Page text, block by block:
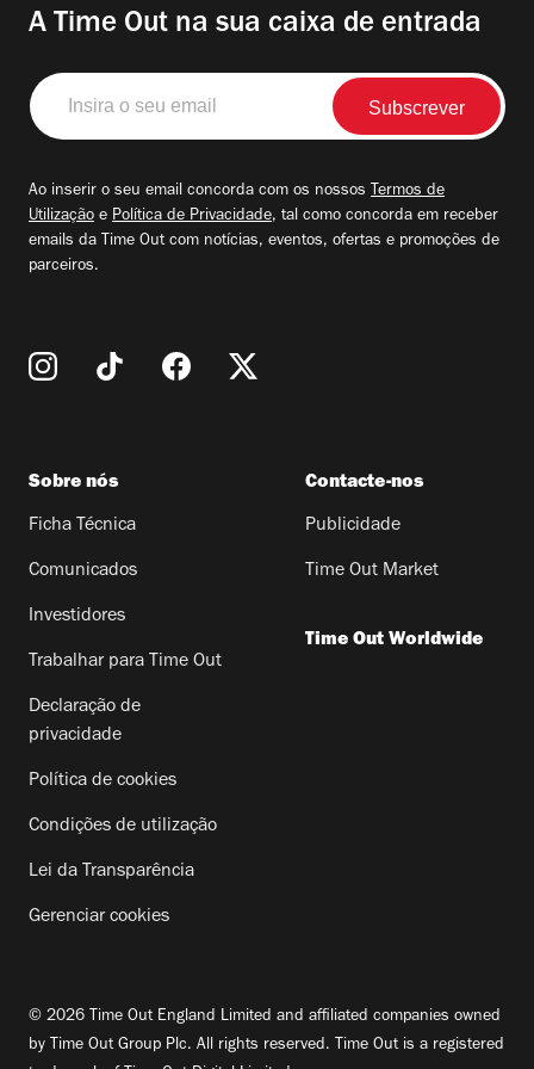
A Time Out na sua caixa de entrada
Insira
o
seu
Ao inserir o seu email concorda com os nossos Termos de
Utilização e Política de Privacidade, tal como concorda em receber
emails da Time Out com notícias, eventos, ofertas e promoções de
parceiros.
Sobre nós
Ficha Técnica
Comunicados
Investidores
Trabalhar para Time Out
Declaração de
privacidade
Política de cookies
Condições de utilização
Lei da Transparência
Gerenciar cookies
Contacte-nos
Publicidade
Time Out Market
Time Out Worldwide
© 2026 Time Out England Limited and affiliated companies owned
by Time Out Group Plc. All rights reserved. Time Out is a registered